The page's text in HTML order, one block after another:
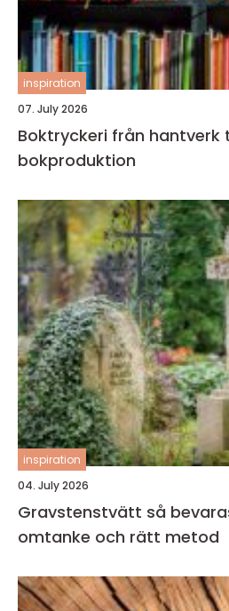
inspiration
07. July 2026
Boktryckeri från hantverk till högteknologisk
bokproduktion
inspiration
04. July 2026
Gravstenstvätt så bevaras minnet med
omtanke och rätt metod